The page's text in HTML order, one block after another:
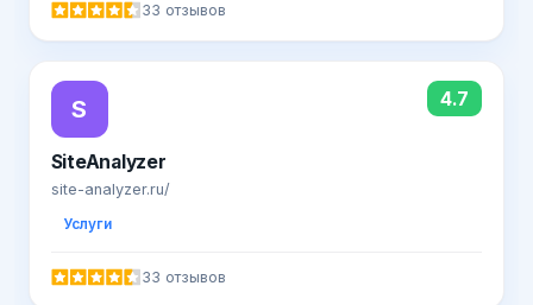
33 отзывов
S 4.7
SiteAnalyzer
site-analyzer.ru/
Услуги
33 отзывов